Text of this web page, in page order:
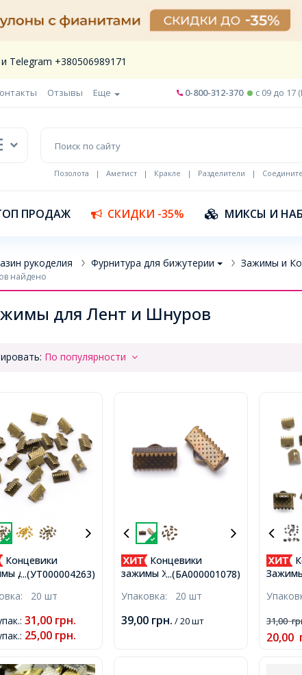
Telegram +380506989171
Отзывы Еще 0-800-312-370 c 09 до 17
Позолота | Аметист | Кракле | Разделители |
ПРОДАЖ СКИДКИ -35% МИКСЫ И
рукоделия Фурнитура для бижутерии Зажимы и
найдено
для Лент и Шнуров
По популярности
...(УТ000004263)
Концевики
для Лент
Отверстие
20 шт
: 31,00 грн.
: 25,00 грн.
...(БА000001078)
Концевики
зажимы Железные,
Отверстие 2мм,
Упаковка: 20 шт
39,00 грн. / 20 шт 31,00
20,00